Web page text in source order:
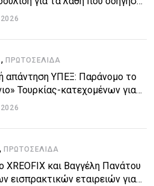
, ΠΡΩΤΟΣΈΛΙΔΑ
απάντηση ΥΠΕΞ: Παράνομο το
Τουρκίας-κατεχομένων για
αγωγό
, ΠΡΩΤΟΣΈΛΙΔΑ
και Βαγγέλη Πανάτου
εισπρακτικών εταιρειών για